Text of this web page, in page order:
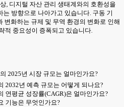
, 디지털 자산 관리 생태계와의 호환성을
방향으로 나아가고 있습니다. 구동 기
변화하는 규제 및 무역 환경의 변화로 인해
적 중요성이 증폭되고 있습니다.
2025년 시장 규모는 얼마인가요?
2032년 예측 규모는 어떻게 되나요?
연평균 성장률(CAGR)은 얼마인가요?
기능은 무엇인가요?